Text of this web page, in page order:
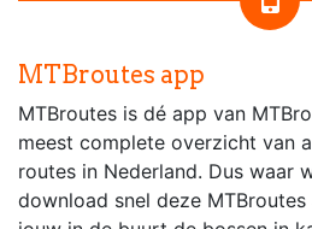
MTBroutes app
MTBroutes is dé app van
meest complete overzicht van
routes in Nederland. Dus waar
download snel deze